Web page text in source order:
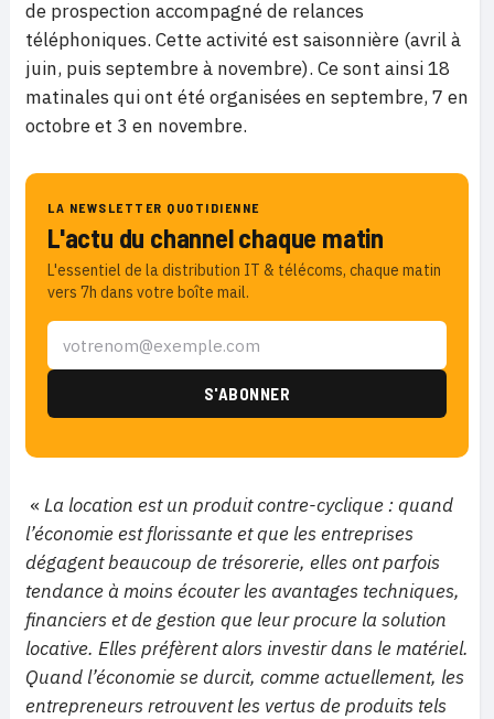
de prospection accompagné de relances
téléphoniques. Cette activité est saisonnière (avril à
juin, puis septembre à novembre). Ce sont ainsi 18
matinales qui ont été organisées en septembre, 7 en
octobre et 3 en novembre.
LA NEWSLETTER QUOTIDIENNE
L'actu du channel chaque matin
L'essentiel de la distribution IT & télécoms, chaque matin
vers 7h dans votre boîte mail.
« La location est un produit contre-cyclique : quand
l’économie est florissante et que les entreprises
dégagent beaucoup de trésorerie, elles ont parfois
tendance à moins écouter les avantages techniques,
financiers et de gestion que leur procure la solution
locative. Elles préfèrent alors investir dans le matériel.
Quand l’économie se durcit, comme actuellement, les
entrepreneurs retrouvent les vertus de produits tels